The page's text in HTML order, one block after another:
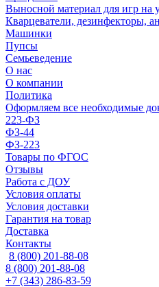
Выносной материал для игр на
Кварцеватели, дезинфекторы,
Машинки
Пупсы
Семьеведение
О нас
О компании
Политика
Оформляем все необходимые
223-ФЗ
ФЗ-44
ФЗ-223
Товары по ФГОС
Отзывы
Работа с ДОУ
Условия оплаты
Условия доставки
Гарантия на товар
Доставка
Контакты
8 (800) 201-88-08
8 (800) 201-88-08
+7 (343) 286-83-59